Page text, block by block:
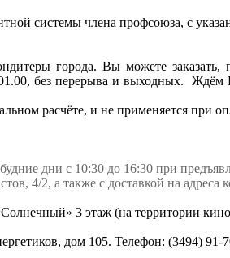
системы члена профсоюза, с
города. Вы можете
01.00, без перерыва и выходных.
расчёте, и не применяется при
дни с 10:30 до 16:30 при
4/2, а также с доставкой на
3 этаж (на территории
дом 105. Телефон: (3494)